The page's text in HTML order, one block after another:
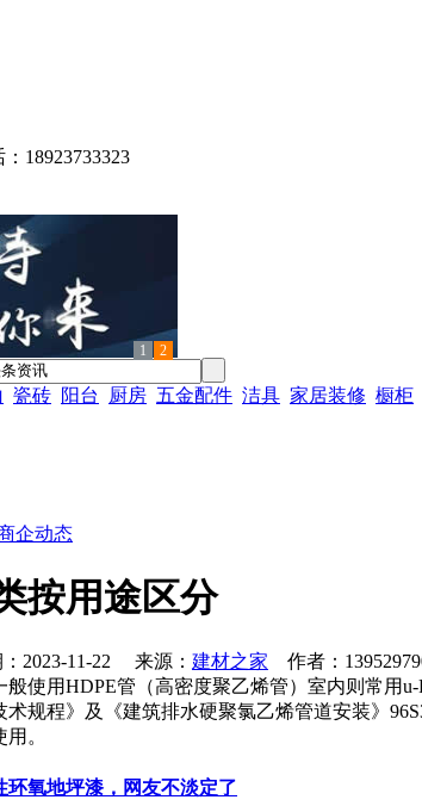
18923733323
1 2
瓷砖 阳台 厨房 五金配件 洁具 家居装修 橱柜
企动态
按用途区分
：2023-11-22 来源： 建材之家 作者：
使用HDPE管（高密度聚乙烯管）室内则常用
规程》及《建筑排水硬聚氯乙烯管道安装》
。
氧地坪漆，网友不淡定了